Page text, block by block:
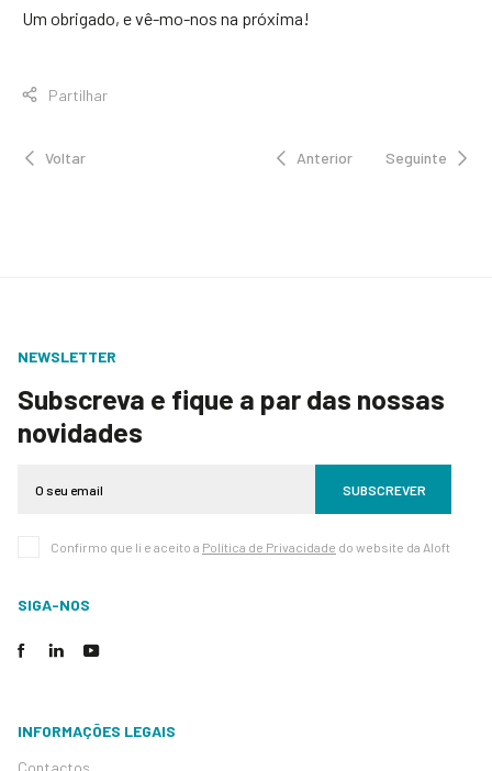
Um obrigado, e vê-mo-nos na próxima!
Partilhar
Voltar Anterior Seguinte
NEWSLETTER
Subscreva e fique a par das nossas
novidades
SUBSCREVER
Confirmo que li e aceito a Política de Privacidade do website da Aloft
SIGA-NOS
INFORMAÇÕES LEGAIS
Contactos